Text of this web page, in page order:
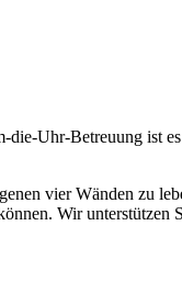
Uhr-Betreuung ist
vier Wänden zu
Wir unterstützen